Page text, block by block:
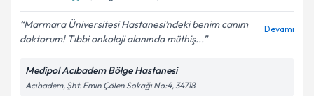
Kişisel verilerimin işlenmesine ilişkin
Metni'ni okudum ve kişisel verilerimin belirtilen
Marmara Üniversitesi Hastanesi’ndeki benim canım
doktorum! Tıbbi onkoloji alanında müthiş...
Devamı
Medipol Acıbadem Bölge Hastanesi
Acıbadem, Şht. Emin Çölen Sokağı No:4, 34718